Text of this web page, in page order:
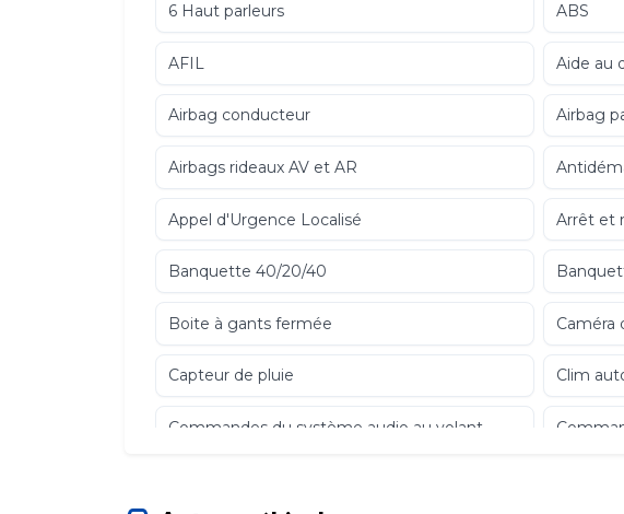
6 Haut parleurs ABS
AFIL Aide au
Airbag conducteur Airbag
Airbags rideaux AV et AR
Appel d'Urgence Localisé Arrêt et
Banquette 40/20/40
Boite à gants fermée Caméra
Capteur de pluie Clim
Commandes du système audio au volant